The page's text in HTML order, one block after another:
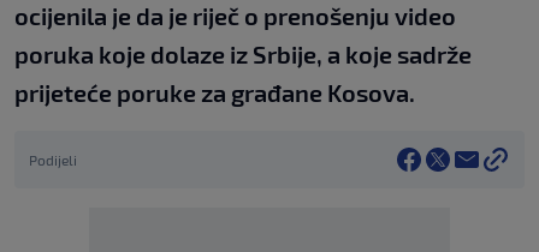
ocijenila je da je riječ o prenošenju video
poruka koje dolaze iz Srbije, a koje sadrže
prijeteće poruke za građane Kosova.
Podijeli